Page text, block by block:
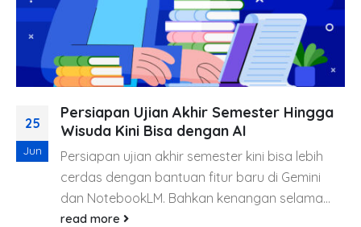
25
Jun
Persiapan Ujian Akhir Semester Hingga
Wisuda Kini Bisa dengan AI
Persiapan ujian akhir semester kini bisa lebih
cerdas dengan bantuan fitur baru di Gemini
dan NotebookLM. Bahkan kenangan selama...
read more